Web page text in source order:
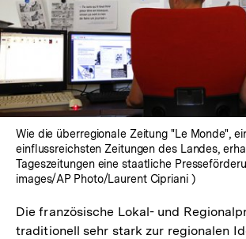
Wie die überregionale Zeitung "Le Monde",
einflussreichsten Zeitungen des Landes,
Tageszeitungen eine staatliche
images/AP Photo/Laurent Cipriani )
Die französische Lokal- und
traditionell sehr stark zur regionalen